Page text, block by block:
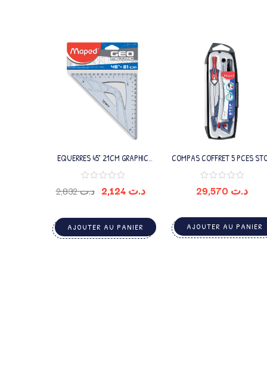
EQUERRES 45° 21CM GRAPHIC
MAPED
د.ت2,832 د.ت 2,124
AJOUTER AU PANIER
COMPAS COFFRET 5 PCES
SYSTEM MAPED
د.ت
AJOUTER AU PANIER